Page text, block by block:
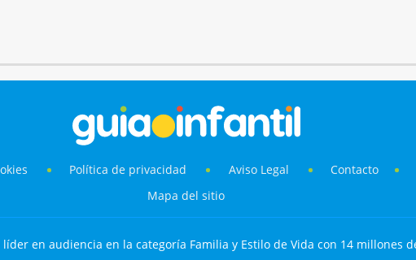
Política de privacidad Aviso Legal Contacto
Mapa del sitio
en audiencia en la categoría Familia y Estilo de Vida con 14 millones